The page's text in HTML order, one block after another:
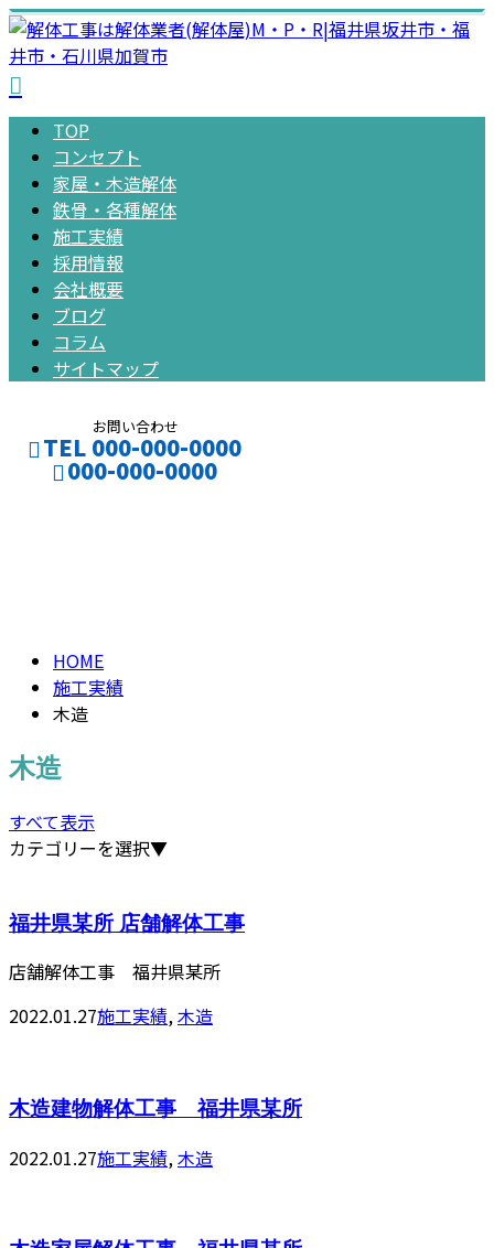
TOP
コンセプト
家屋・木造解体
鉄骨・各種解体
施工実績
採用情報
会社概要
ブログ
コラム
サイトマップ
お問い合わせ
TEL 000-000-0000
000-000-0000
HOME
施工実績
木造
木造
すべて表示
カテゴリーを選択▼
福井県某所 店舗解体工事
店舗解体工事 福井県某所
2022.01.27施工実績,木造
木造建物解体工事 福井県某所
2022.01.27施工実績, 木造